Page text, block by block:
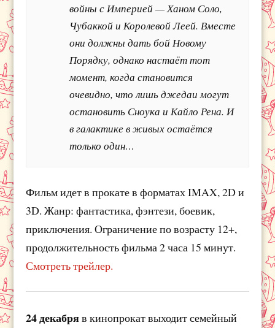
войны с Империей — Ханом Соло,
Чубаккой и Королевой Леей. Вместе
они должны дать бой Новому
Порядку, однако настаёт тот
момент, когда становится
очевидно, что лишь джедаи могут
остановить Сноука и Кайло Рена. И
в галактике в живых остаётся
только один…
Фильм идет в прокате в форматах IMAX, 2D и
3D. Жанр: фантастика, фэнтези, боевик,
приключения. Ограничение по возрасту 12+,
продолжительность фильма 2 часа 15 минут.
Смотреть трейлер.
24 декабряв кинопрокат выходит семейный